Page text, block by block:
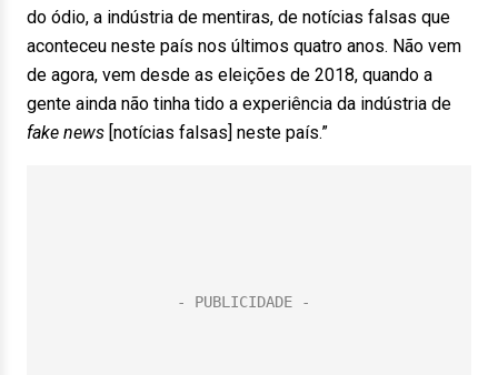
do ódio, a indústria de mentiras, de notícias falsas que
aconteceu neste país nos últimos quatro anos. Não vem
de agora, vem desde as eleições de 2018, quando a
gente ainda não tinha tido a experiência da indústria de
fake news [notícias falsas] neste país.”